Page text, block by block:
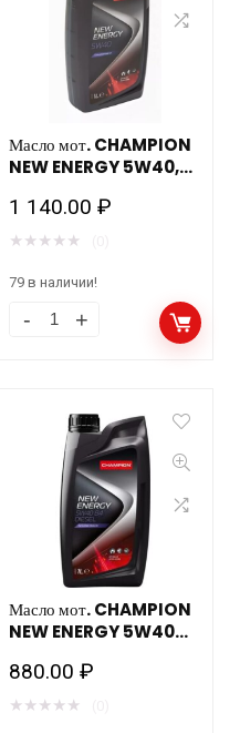
Масло мот. CHAMPION
NEW ENERGY 5W40,
SN/CF (1л) синт.
1 140.00₽
★ ★ ★ ★ ★
79 в наличии!
Масло мот. CHAMPION
NEW ENERGY 5W40
A3/B4-10, API: SN/CF
(1л) синт.
880.00₽
★ ★ ★ ★ ★